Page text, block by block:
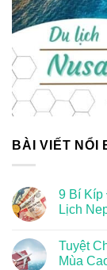
BÀI VIẾT NỔI
9 Bí Kíp
Lịch
Tuyệt
Mùa